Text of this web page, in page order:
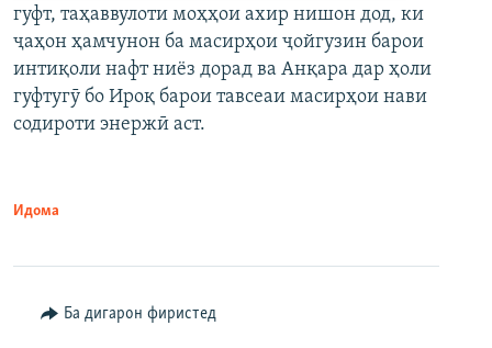
гуфт, таҳаввулоти моҳҳои ахир нишон дод, ки
ҷаҳон ҳамчунон ба масирҳои ҷойгузин барои
интиқоли нафт ниёз дорад ва Анқара дар ҳоли
гуфтугӯ бо Ироқ барои тавсеаи масирҳои нави
содироти энержӣ аст.
Идома
Ба дигарон фиристед